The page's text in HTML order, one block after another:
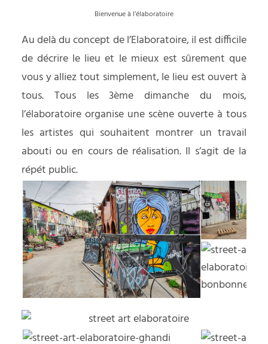
Bienvenue à l’élaboratoire
Au delà du concept de l’Elaboratoire, il est difficile
de décrire le lieu et le mieux est sûrement que
vous y alliez tout simplement, le lieu est ouvert à
tous. Tous les 3ème dimanche du mois,
l’élaboratoire organise une scène ouverte à tous
les artistes qui souhaitent montrer un travail
abouti ou en cours de réalisation. Il s’agit de la
répét public.